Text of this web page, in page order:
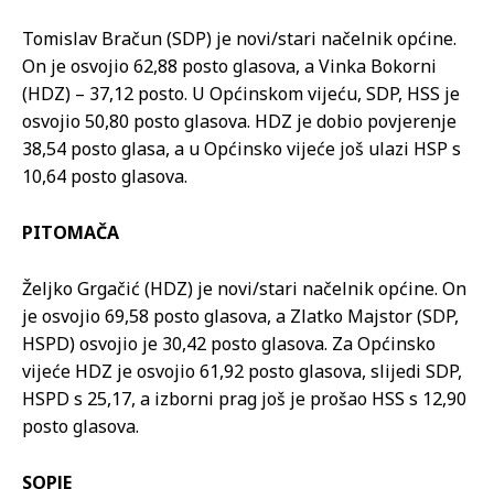
Tomislav Bračun (SDP) je novi/stari načelnik općine.
On je osvojio 62,88 posto glasova, a Vinka Bokorni
(HDZ) – 37,12 posto. U Općinskom vijeću, SDP, HSS je
osvojio 50,80 posto glasova. HDZ je dobio povjerenje
38,54 posto glasa, a u Općinsko vijeće još ulazi HSP s
10,64 posto glasova.
PITOMAČA
Željko Grgačić (HDZ) je novi/stari načelnik općine. On
je osvojio 69,58 posto glasova, a Zlatko Majstor (SDP,
HSPD) osvojio je 30,42 posto glasova. Za Općinsko
vijeće HDZ je osvojio 61,92 posto glasova, slijedi SDP,
HSPD s 25,17, a izborni prag još je prošao HSS s 12,90
posto glasova.
SOPJE